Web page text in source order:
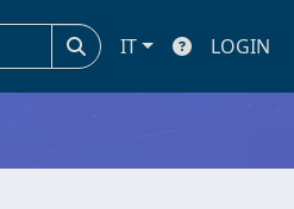
IT LOGIN